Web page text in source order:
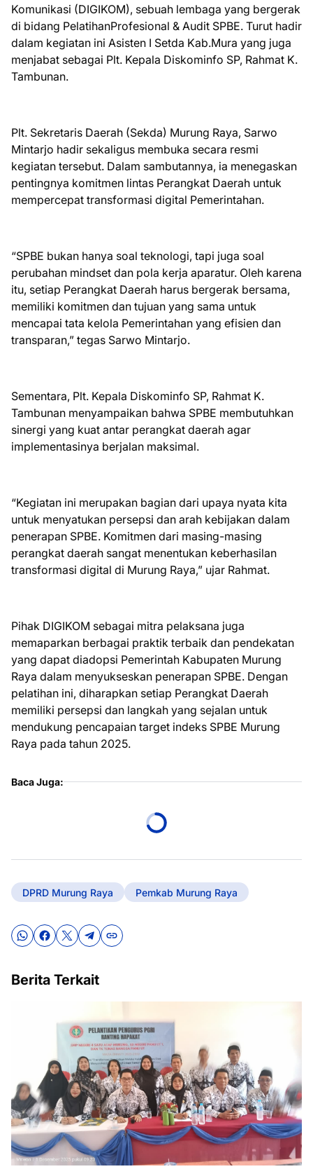
Komunikasi (DIGIKOM), sebuah lembaga yang bergerak
di bidang PelatihanProfesional & Audit SPBE. Turut hadir
dalam kegiatan ini Asisten I Setda Kab.Mura yang juga
menjabat sebagai Plt. Kepala Diskominfo SP, Rahmat K.
Tambunan.
Plt. Sekretaris Daerah (Sekda) Murung Raya, Sarwo
Mintarjo hadir sekaligus membuka secara resmi
kegiatan tersebut. Dalam sambutannya, ia menegaskan
pentingnya komitmen lintas Perangkat Daerah untuk
mempercepat transformasi digital Pemerintahan.
“SPBE bukan hanya soal teknologi, tapi juga soal
perubahan mindset dan pola kerja aparatur. Oleh karena
itu, setiap Perangkat Daerah harus bergerak bersama,
memiliki komitmen dan tujuan yang sama untuk
mencapai tata kelola Pemerintahan yang efisien dan
transparan,” tegas Sarwo Mintarjo.
Sementara, Plt. Kepala Diskominfo SP, Rahmat K.
Tambunan menyampaikan bahwa SPBE membutuhkan
sinergi yang kuat antar perangkat daerah agar
implementasinya berjalan maksimal.
“Kegiatan ini merupakan bagian dari upaya nyata kita
untuk menyatukan persepsi dan arah kebijakan dalam
penerapan SPBE. Komitmen dari masing-masing
perangkat daerah sangat menentukan keberhasilan
transformasi digital di Murung Raya,” ujar Rahmat.
Pihak DIGIKOM sebagai mitra pelaksana juga
memaparkan berbagai praktik terbaik dan pendekatan
yang dapat diadopsi Pemerintah Kabupaten Murung
Raya dalam menyukseskan penerapan SPBE. Dengan
pelatihan ini, diharapkan setiap Perangkat Daerah
memiliki persepsi dan langkah yang sejalan untuk
mendukung pencapaian target indeks SPBE Murung
Raya pada tahun 2025.
Baca Juga:
DPRD Murung Raya Pemkab Murung Raya
Berita Terkait